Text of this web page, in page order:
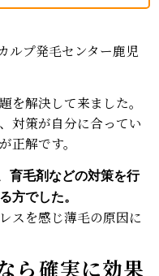
ルプ発毛センター鹿児
を解決して来ました。
対策が自分に合ってい
正解です。
育毛剤などの対策を行
方でした。
スを感じ薄毛の原因に
ら確実に効果